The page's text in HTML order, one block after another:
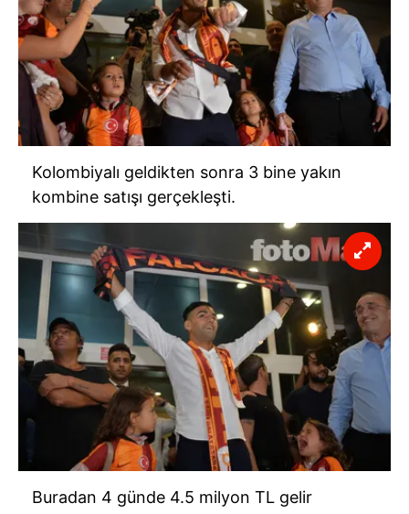
Kolombiyalı geldikten sonra 3 bine yakın
kombine satışı gerçekleşti.
Buradan 4 günde 4.5 milyon TL gelir